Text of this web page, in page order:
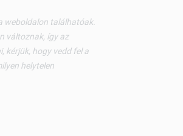
weboldalon találhatóak.
változnak, így az
kérjük, hogy vedd fel a
helytelen